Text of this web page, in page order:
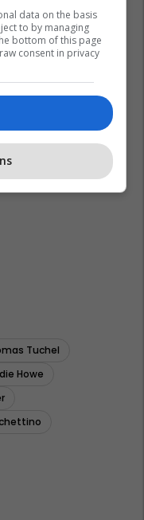
Tuchel
Howe
data on the basis
to by managing
bottom of this page
consent in privacy